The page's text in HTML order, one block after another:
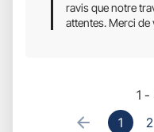
ravis que notre
attentes. Merci de
1 -
1
2